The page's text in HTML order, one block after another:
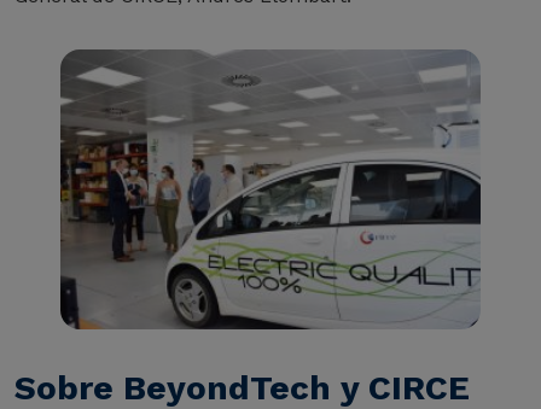
Sobre BeyondTech y CIRCE